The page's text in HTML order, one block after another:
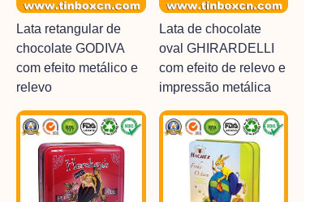
Lata retangular de
chocolate GODIVA
com efeito metálico e
relevo
Lata de chocolate
oval GHIRARDELLI
com efeito de relevo e
impressão metálica